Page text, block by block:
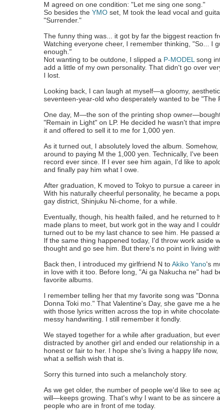
M agreed on one condition: "Let me sing one song."
So besides theYMO set, M took the lead vocal and
"Surrender."
The funny thing was... it got by far the biggest reaction
Watching everyone cheer, I remember thinking, "So... I
enough."
Not wanting to be outdone, I slipped a P-MODEL song
add a little of my own personality. That didn't go over
I lost.
Looking back, I can laugh at myself—a gloomy,
seventeen-year-old who desperately wanted to be "The
One day, M—the son of the printing shop
"Remain in Light" on LP. He decided he wasn't that
it and offered to sell it to me for 1,000 yen.
As it turned out, I absolutely loved the album.
around to paying M the 1,000 yen. Technically, I've
record ever since. If I ever see him again, I'd like to
and finally pay him what I owe.
After graduation, K moved to Tokyo to pursue a career
With his naturally cheerful personality, he became a
gay district, Shinjuku Ni-chome, for a while.
Eventually, though, his health failed, and he returned to
made plans to meet, but work got in the way and I
turned out to be my last chance to see him. He passed
If the same thing happened today, I'd throw work aside
thought and go see him. But there's no point in living
Back then, I introduced my girlfriend N toAkiko Yano's
in love with it too. Before long, "Ai ga Nakucha ne" had
favorite albums.
I remember telling her that my favorite song was
Donna Toki mo." That Valentine's Day, she gave me a
with those lyrics written across the top in white
messy handwriting. I still remember it fondly.
We stayed together for a while after graduation, but
distracted by another girl and ended our relationship in
honest or fair to her. I hope she's living a happy life
what a selfish wish that is.
Sorry this turned into such a melancholy story.
As we get older, the number of people we'd like to see
will—keeps growing. That's why I want to be as sincere
people who are in front of me today.